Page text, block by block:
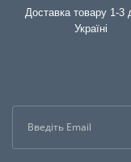
Доставка товару 1-3
Україні